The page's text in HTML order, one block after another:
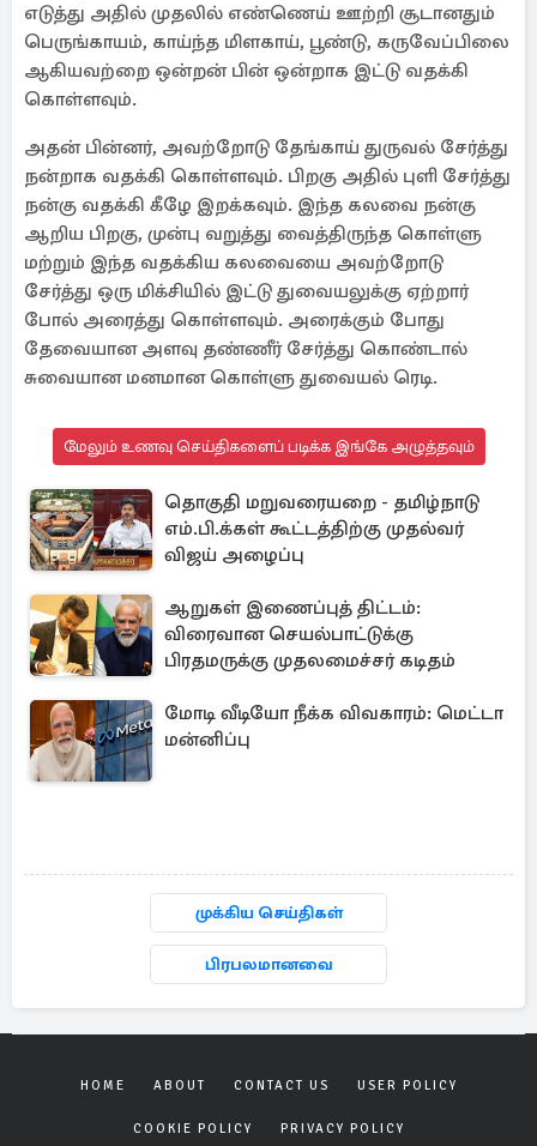
எடுத்து அதில் முதலில் எண்ணெய் ஊற்றி சூடானதும்
பெருங்காயம், காய்ந்த மிளகாய், பூண்டு, கருவேப்பிலை
ஆகியவற்றை ஒன்றன் பின் ஒன்றாக இட்டு வதக்கி
கொள்ளவும்.
அதன் பின்னர், அவற்றோடு தேங்காய் துருவல் சேர்த்து
நன்றாக வதக்கி கொள்ளவும். பிறகு அதில் புளி சேர்த்து
நன்கு வதக்கி கீழே இறக்கவும். இந்த கலவை நன்கு
ஆறிய பிறகு, முன்பு வறுத்து வைத்திருந்த கொள்ளு
மற்றும் இந்த வதக்கிய கலவையை அவற்றோடு
சேர்த்து ஒரு மிக்சியில் இட்டு துவையலுக்கு ஏற்றார்
போல் அரைத்து கொள்ளவும். அரைக்கும் போது
தேவையான அளவு தண்ணீர் சேர்த்து கொண்டால்
சுவையான மனமான கொள்ளு துவையல் ரெடி.
மேலும் உணவு செய்திகளைப் படிக்க இங்கே அழுத்தவும்
தொகுதி மறுவரையறை - தமிழ்நாடு
எம்.பி.க்கள் கூட்டத்திற்கு முதல்வர்
விஜய் அழைப்பு
ஆறுகள் இணைப்புத் திட்டம்:
விரைவான செயல்பாட்டுக்கு
பிரதமருக்கு முதலமைச்சர் கடிதம்
மோடி வீடியோ நீக்க விவகாரம்: மெட்டா
மன்னிப்பு
முக்கிய செய்திகள்
பிரபலமானவை
HOME ABOUT CONTACT US USER POLICY
COOKIE POLICY PRIVACY POLICY